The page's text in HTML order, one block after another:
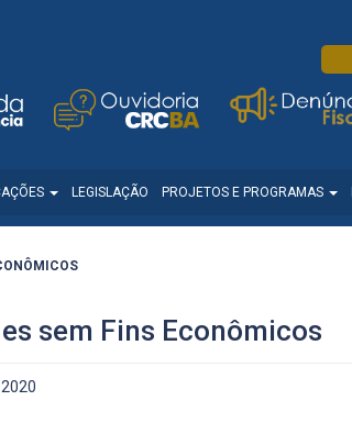
LEGISLAÇÃO PROJETOS E PROGRAMAS
sem Fins Econômicos